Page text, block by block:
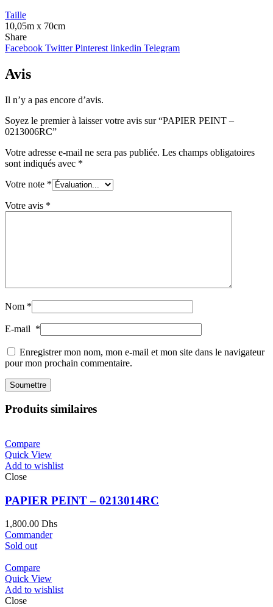
Taille
10,05m x 70cm
Share
Facebook Twitter Pinterest linkedin Telegram
Avis
Il n’y a pas encore d’avis.
Soyez le premier à laisser votre avis sur “PAPIER PEINT –
0213006RC”
Votre adresse e-mail ne sera pas publiée. Les champs obligatoires
sont indiqués avec *
Votre note *
Votre avis *
Nom *
E-mail *
Enregistrer mon nom, mon e-mail et mon site dans le navigateur
pour mon prochain commentaire.
Produits similaires
Compare
Quick View
Add to wishlist
Close
PAPIER PEINT – 0213014RC
1,800.00 Dhs
Commander
Sold out
Compare
Quick View
Add to wishlist
Close